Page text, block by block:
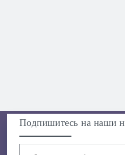
Подпишитесь на наши